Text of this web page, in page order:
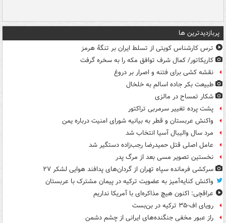
پربازدیدترین ها
ترس کارشناس کویتی از تسلط ایران بر تنگۀ هرمز
کاریکاتور/ کمال شرف توافق مکه را به سخره گرفت
نقشه کشی برای فتنه و اصرار بر دروغ
طبیعت بکر جاده اسالم به خلخال
شکار تمساح در مالزی
پشت پرده تغییر سرمربی تراکتور
واکنش عربستان و قطر به بیانیه شورای امنیت درباره یمن
مرد سال والیبال آسیا انتخاب شد
عامل اصلی قتل حمیدرضا رجب‌زاده دستگیر شد
نخستین تصویر مسی بعد از مرگ پدر
سرکشی فرمانده سپاه تهران از گردان‌های پدافند هوایی لشکر ۲۷
واکنش کنایه‌آمیز به عضویت ترکیه در پیمان مشترک با عربستان
عراقچی: اکنون هیچ مذاکره‌ای با آمریکا نداریم
رویای اف-۳۵ ترکیه در بن‌بست
راز عبور مخفی جنگنده‌های ایرانی از چشم دشمن